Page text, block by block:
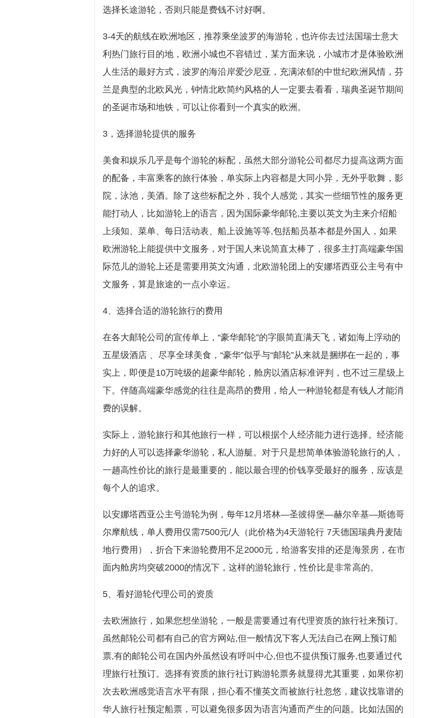
选择长途游轮，否则只能是费钱不讨好啊。
3-4天的航线在欧洲地区，推荐乘坐波罗的海游轮，也许你去过法国瑞士意大
利热门旅行目的地，欧洲小城也不容错过，某方面来说，小城市才是体验欧洲
人生活的最好方式，波罗的海沿岸爱沙尼亚，充满浓郁的中世纪欧洲风情，芬
兰是典型的北欧风光，钟情北欧简约风格的人一定要去看看，瑞典圣诞节期间
的圣诞市场和地铁，可以让你看到一个真实的欧洲。
3，选择游轮提供的服务
美食和娱乐几乎是每个游轮的标配，虽然大部分游轮公司都尽力提高这两方面
的配备，丰富乘客的旅行体验，单实际上内容都是大同小异，无外乎歌舞，影
院，泳池，美酒。除了这些标配之外，我个人感觉，其实一些细节性的服务更
能打动人，比如游轮上的语言，因为国际豪华邮轮,主要以英文为主来介绍船
上须知、菜单、每日活动表、船上设施等等,包括船员基本都是外国人，如果
欧洲游轮上能提供中文服务，对于国人来说简直太棒了，很多主打高端豪华国
际范儿的游轮上还是需要用英文沟通，北欧游轮团上的安娜塔西亚公主号有中
文服务，算是旅途的一点小幸运。
4、选择合适的游轮旅行的费用
在各大邮轮公司的宣传单上，“豪华邮轮”的字眼简直满天飞，诸如海上浮动的
五星级酒店 、尽享全球美食，“豪华”似乎与“邮轮”从来就是捆绑在一起的，事
实上，即便是10万吨级的超豪华邮轮，舱房以酒店标准评判，也不过三星级上
下。伴随高端豪华感觉的往往是高昂的费用，给人一种游轮都是有钱人才能消
费的误解。
实际上，游轮旅行和其他旅行一样，可以根据个人经济能力进行选择。经济能
力好的人可以选择豪华游轮，私人游艇。对于只是想简单体验游轮旅行的人，
一趟高性价比的旅行是最重要的，能以最合理的价钱享受最好的服务，应该是
每个人的追求。
以安娜塔西亚公主号游轮为例，每年12月塔林—圣彼得堡—赫尔辛基—斯德哥
尔摩航线，单人费用仅需7500元/人（此价格为4天游轮行 7天德国瑞典丹麦陆
地行费用），折合下来游轮费用不足2000元，给游客安排的还是海景房，在市
面内舱房均突破2000的情况下，这样的游轮旅行，性价比是非常高的。
5、看好游轮代理公司的资质
去欧洲旅行，如果您想坐游轮，一般是需要通过有代理资质的旅行社来预订。
虽然邮轮公司都有自己的官方网站,但一般情况下客人无法自己在网上预订船
票,有的邮轮公司在国内外虽然设有呼叫中心,但也不提供预订服务,也要通过代
理旅行社预订。选择有资质的旅行社订购游轮票务就显得尤其重要，如果你初
次去欧洲感觉语言水平有限，担心看不懂英文而被旅行社忽悠，建议找靠谱的
华人旅行社预定船票，可以避免很多因为语言沟通而产生的问题。比如法国的